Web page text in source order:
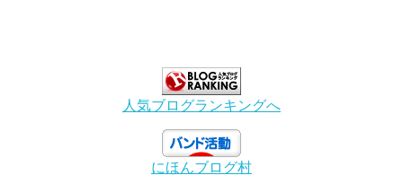
人気ブログランキングへ
にほんブログ村